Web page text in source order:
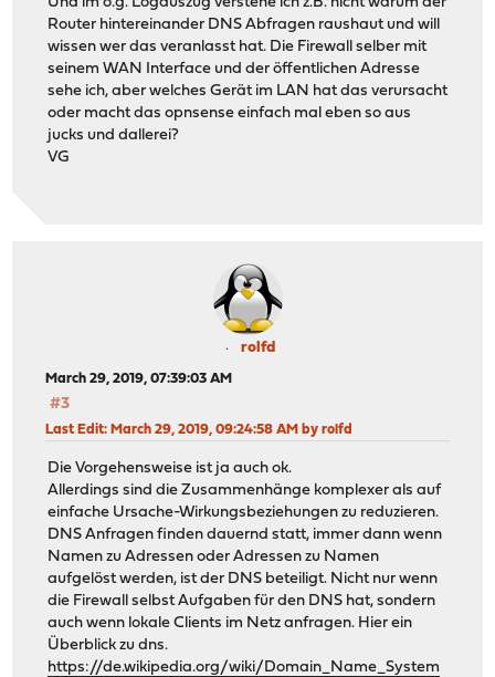
Router hintereinander DNS Abfragen raushaut und will
wissen wer das veranlasst hat. Die Firewall selber mit
seinem WAN Interface und der öffentlichen Adresse
sehe ich, aber welches Gerät im LAN hat das verursacht
oder macht das opnsense einfach mal eben so aus
jucks und dallerei?
VG
rolfd
March 29, 2019, 07:39:03 AM
#3
Last Edit: March 29, 2019, 09:24:58 AM by rolfd
Die Vorgehensweise ist ja auch ok.
Allerdings sind die Zusammenhänge komplexer als auf
einfache Ursache-Wirkungsbeziehungen zu reduzieren.
DNS Anfragen finden dauernd statt, immer dann wenn
Namen zu Adressen oder Adressen zu Namen
aufgelöst werden, ist der DNS beteiligt. Nicht nur wenn
die Firewall selbst Aufgaben für den DNS hat, sondern
auch wenn lokale Clients im Netz anfragen. Hier ein
Überblick zu dns.
https://de.wikipedia.org/wiki/Domain_Name_System